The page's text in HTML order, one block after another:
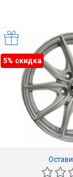
5% cкидка